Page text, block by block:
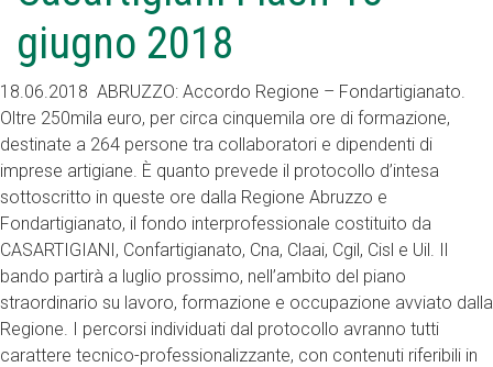
giugno 2018
18.06.2018 ABRUZZO: Accordo Regione – Fondartigianato.
Oltre 250mila euro, per circa cinquemila ore di formazione,
destinate a 264 persone tra collaboratori e dipendenti di
imprese artigiane. È quanto prevede il protocollo d’intesa
sottoscritto in queste ore dalla Regione Abruzzo e
Fondartigianato, il fondo interprofessionale costituito da
CASARTIGIANI, Confartigianato, Cna, Claai, Cgil, Cisl e Uil. Il
bando partirà a luglio prossimo, nell’ambito del piano
straordinario su lavoro, formazione e occupazione avviato dalla
Regione. I percorsi individuati dal protocollo avranno tutti
carattere tecnico-professionalizzante, con contenuti riferibili in